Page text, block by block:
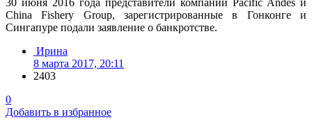
China Fishery Group, зарегистрированные в Гонконге и
Сингапуре подали заявление о банкротстве.
Ирина
8 марта 2017, 20:11
2403
0
Добавить в избранное